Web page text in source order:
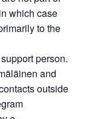
which case
to the
person.
and
outside